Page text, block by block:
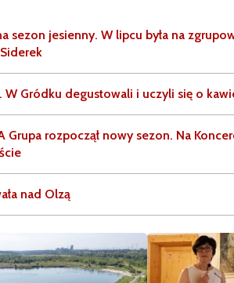
sezon jesienny. W lipcu była na
W Gródku degustowali i uczyli się o
Grupa rozpoczął nowy sezon. Na
nad Olzą